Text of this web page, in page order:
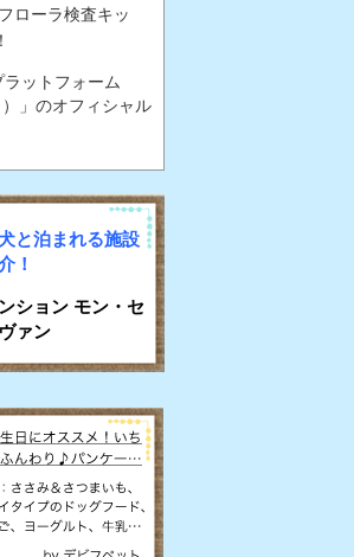
ローラ検査キッ
ットフォーム
」のオフィシャル
と泊まれる施設
！
ション モン・セ
ァン